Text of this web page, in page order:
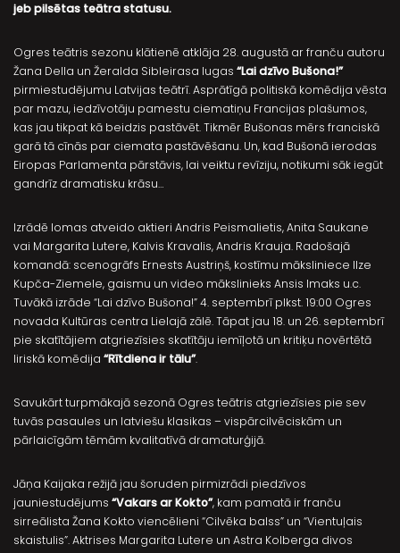
jeb pilsētas teātra statusu.
Ogres teātris sezonu klātienē atklāja 28. augustā ar franču autoru
Žana Della un Žeralda Sibleirasa lugas “Lai dzīvo Bušona!”
pirmiestudējumu Latvijas teātrī. Asprātīgā politiskā komēdija vēsta
par mazu, iedzīvotāju pamestu ciematiņu Francijas plašumos,
kas jau tikpat kā beidzis pastāvēt. Tikmēr Bušonas mērs franciskā
garā tā cīnās par ciemata pastāvēšanu. Un, kad Bušonā ierodas
Eiropas Parlamenta pārstāvis, lai veiktu revīziju, notikumi sāk iegūt
gandrīz dramatisku krāsu…
Izrādē lomas atveido aktieri Andris Peismalietis, Anita Saukane
vai Margarita Lutere, Kalvis Kravalis, Andris Krauja. Radošajā
komandā: scenogrāfs Ernests Austriņš, kostīmu māksliniece Ilze
Kupča-Ziemele, gaismu un video mākslinieks Ansis Imaks u.c.
Tuvākā izrāde “Lai dzīvo Bušona!” 4. septembrī plkst. 19:00 Ogres
novada Kultūras centra Lielajā zālē. Tāpat jau 18. un 26. septembrī
pie skatītājiem atgriezīsies skatītāju iemīļotā un kritiķu novērtētā
liriskā komēdija “Rītdiena ir tālu”.
Savukārt turpmākajā sezonā Ogres teātris atgriezīsies pie sev
tuvās pasaules un latviešu klasikas – vispārcilvēciskām un
pārlaicīgām tēmām kvalitatīvā dramaturģijā.
Jāņa Kaijaka režijā jau šoruden pirmizrādi piedzīvos
jauniestudējums “Vakars ar Kokto”, kam pamatā ir franču
sirreālista Žana Kokto viencēlieni “Cilvēka balss” un “Vientuļais
skaistulis”. Aktrises Margarita Lutere un Astra Kolberga divos